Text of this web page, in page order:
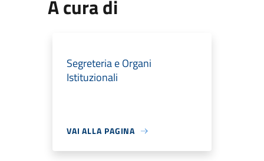
A cura di
Segreteria e Organi
Istituzionali
VAI ALLA PAGINA